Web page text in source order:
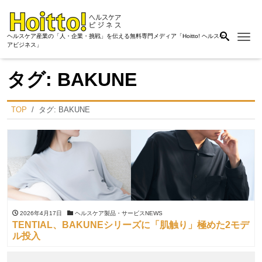
ヘルスケア産業の「人・企業・挑戦」を伝える無料専門メディア「Hoitto! ヘルスケ
アビジネス」
タグ: BAKUNE
TOP タグ: BAKUNE
2026年4月17日 ヘルスケア製品・サービスNEWS
TENTIAL、BAKUNEシリーズに「肌触り」極めた2モデ
ル投入